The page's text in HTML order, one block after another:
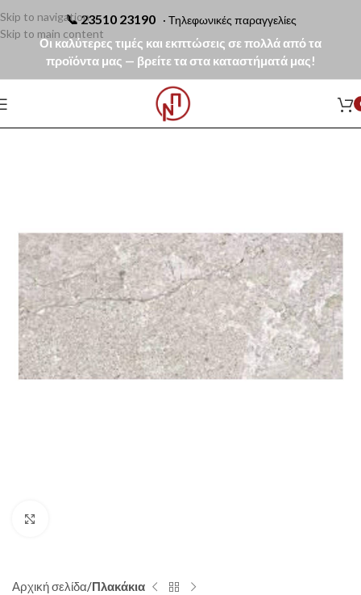
📞23510 23190 · Τηλεφωνικές παραγγελίες
Οι καλύτερες τιμές και εκπτώσεις σε πολλά από τα
προϊόντα μας — βρείτε τα στα καταστήματά μας!
Skip to navigation
Skip to main content
Αρχική σελίδα Πλακάκια